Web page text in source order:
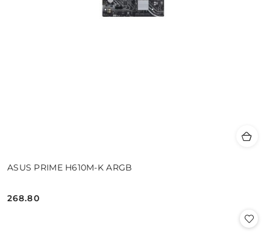
ASUS PRIME H610M-K ARGB
Cena:
268.80